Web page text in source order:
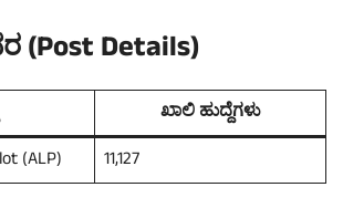
(Post Details)
ಖಾಲಿ ಹುದ್ದೆಗಳು
(ALP)
11,127